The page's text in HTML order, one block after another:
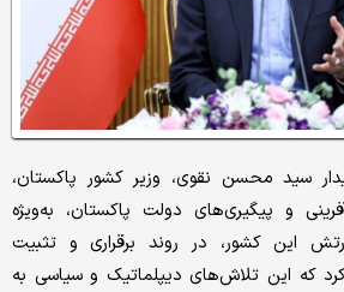
سید محسن نقوی، وزیر کشور پاکستان،
و پیگیری‌های دولت پاکستان، به‌ویژه
این کشور، در روند برقراری و تثبیت
که این تلاش‌های دیپلماتیک و سیاسی به